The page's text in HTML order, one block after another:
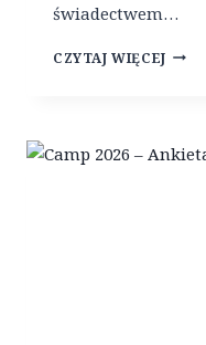
świadectwem…
CZYTAJ WIĘCEJW
N